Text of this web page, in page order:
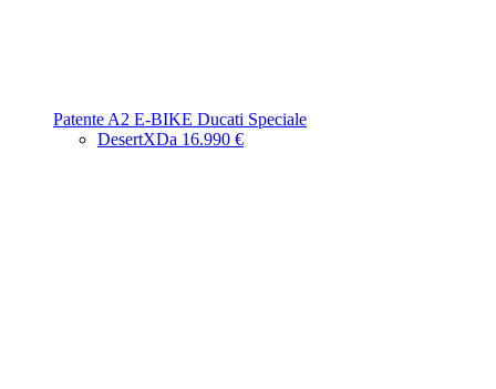
Patente A2 E-BIKE Ducati Speciale
DesertXDa 16.990 €